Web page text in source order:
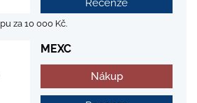
Recenze
za 10 000 Kč.
MEXC
Nákup